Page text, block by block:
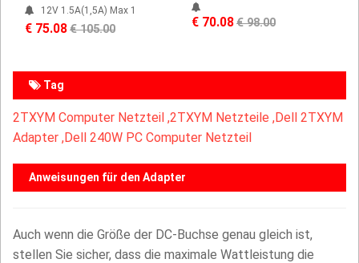
12V 1.5A(1,5A) Max 1
€ 75.08€ 105.00 € 70.08€ 98.00
Tag
2TXYM Computer Netzteil ,2TXYM Netzteile ,Dell 2TXYM
Adapter ,Dell 240W PC Computer Netzteil
Anweisungen für den Adapter
Auch wenn die Größe der DC-Buchse genau gleich ist,
stellen Sie sicher, dass die maximale Wattleistung die